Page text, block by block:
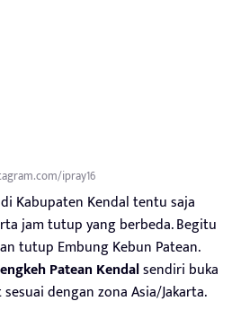
ipray16
Kabupaten Kendal tentu saja
jam tutup yang berbeda. Begitu
tutup Embung Kebun Patean.
Patean Kendalsendiri buka
dengan zona Asia/Jakarta.